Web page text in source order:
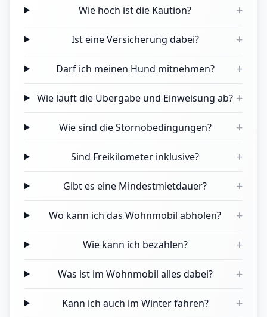
Wie hoch ist die Kaution? +
Ist eine Versicherung dabei? +
Darf ich meinen Hund mitnehmen? +
Wie läuft die Übergabe und Einweisung ab? +
Wie sind die Stornobedingungen? +
Sind Freikilometer inklusive? +
Gibt es eine Mindestmietdauer? +
Wo kann ich das Wohnmobil abholen? +
Wie kann ich bezahlen? +
Was ist im Wohnmobil alles dabei? +
Kann ich auch im Winter fahren? +